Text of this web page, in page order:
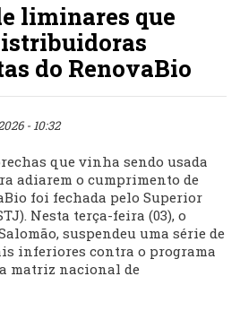
liminares que
do RenovaBio
- 10:32
que vinha sendo usada
adiarem o cumprimento de
foi fechada pelo Superior
Nesta terça-feira (03), o
suspendeu uma série de
inferiores contra o programa
matriz nacional de